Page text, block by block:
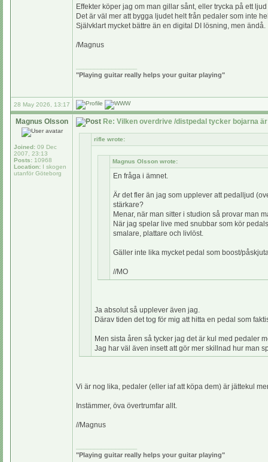
Effekter köper jag om man gillar sånt, eller trycka på ett
Det är väl mer att bygga ljudet helt från pedaler som inte
Självklart mycket bättre än en digital DI lösning, men ändå.
/Magnus
"Playing guitar really helps your guitar playing"
28 May 2026, 13:17
Magnus Olsson
Joined: 09 Dec
2007, 23:13
Posts: 10968
Location: I skogen
utanför Göteborg
Re: Vilken overdrive /distpedal tycker bojarna
rifle wrote:
Magnus Olsson wrote:
En fråga i ämnet.
Är det fler än jag som upplever att pedalljud
stärkare?
Menar, när man sitter i studion så provar man
När jag spelar live med snubbar som kör
smalare, plattare och livlöst.
Gäller inte lika mycket pedal som boost/
//MO
Ja absolut så upplever även jag.
Därav tiden det tog för mig att hitta en pedal som
Men sista åren så tycker jag det är kul med pedaler
Jag har väl även insett att gör mer skillnad hur man
Vi är nog lika, pedaler (eller iaf att köpa dem) är jättekul
Instämmer, öva övertrumfar allt.
//Magnus
"Playing guitar really helps your guitar playing"